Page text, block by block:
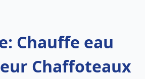
Chauffe eau
Chaffoteaux